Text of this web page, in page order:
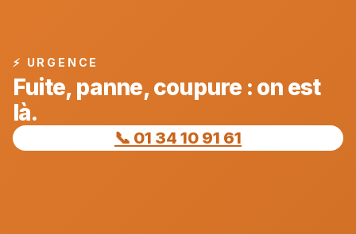
⚡ URGENCE
Fuite, panne, coupure : on est
là.
📞 01 34 10 91 61